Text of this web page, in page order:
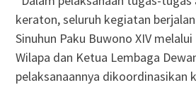
keraton, seluruh kegiatan
Sinuhun Paku Buwono XIV
Wilapa dan Ketua Lembaga
pelaksanaannya dikoordinasikan